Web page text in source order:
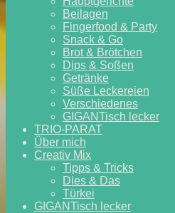
Beilagen
Fingerfood & Party
Snack & Go
Brot & Brötchen
Dips & Soßen
Getränke
Süße Leckereien
Verschiedenes
GIGANTisch lecker
TRIO-PARAT
Über mich
Creativ Mix
Tipps & Tricks
Dies & Das
Türkei
GIGANTisch lecker